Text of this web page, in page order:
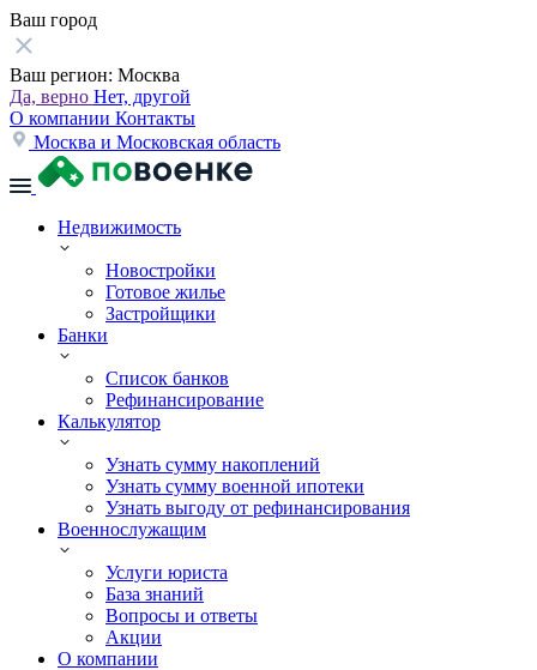
Ваш город
Ваш регион: Москва
Да, верно Нет, другой
О компании Контакты
Москва и Московская область
Недвижимость
Новостройки
Готовое жилье
Застройщики
Банки
Список банков
Рефинансирование
Калькулятор
Узнать сумму накоплений
Узнать сумму военной ипотеки
Узнать выгоду от рефинансирования
Военнослужащим
Услуги юриста
База знаний
Вопросы и ответы
Акции
О компании